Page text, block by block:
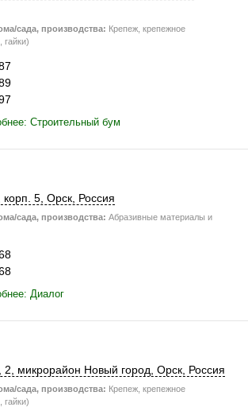
сада, производства: Крепеж, крепежное
гайки)
Строительный бум
корп. 5 Орск Россия
сада, производства: Абразивные материалы и
Диалог
2 , микрорайон Новый город, Орск Россия
сада, производства: Крепеж, крепежное
гайки)